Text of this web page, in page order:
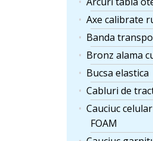
Axe calibrate
Banda
Bronz alama
Bucsa elastica
Cabluri de
Cauciuc
FOAM